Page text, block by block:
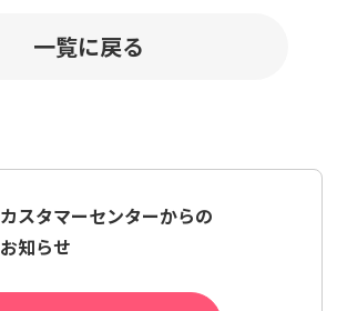
一覧に戻る
カスタマーセンターからの
お知らせ